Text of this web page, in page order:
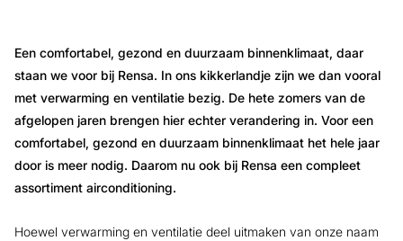
Een comfortabel, gezond en duurzaam binnenklimaat, daar
staan we voor bij Rensa. In ons kikkerlandje zijn we dan vooral
met verwarming en ventilatie bezig. De hete zomers van de
afgelopen jaren brengen hier echter verandering in. Voor een
comfortabel, gezond en duurzaam binnenklimaat het hele jaar
door is meer nodig. Daarom nu ook bij Rensa een compleet
assortiment airconditioning.
Hoewel verwarming en ventilatie deel uitmaken van onze naam